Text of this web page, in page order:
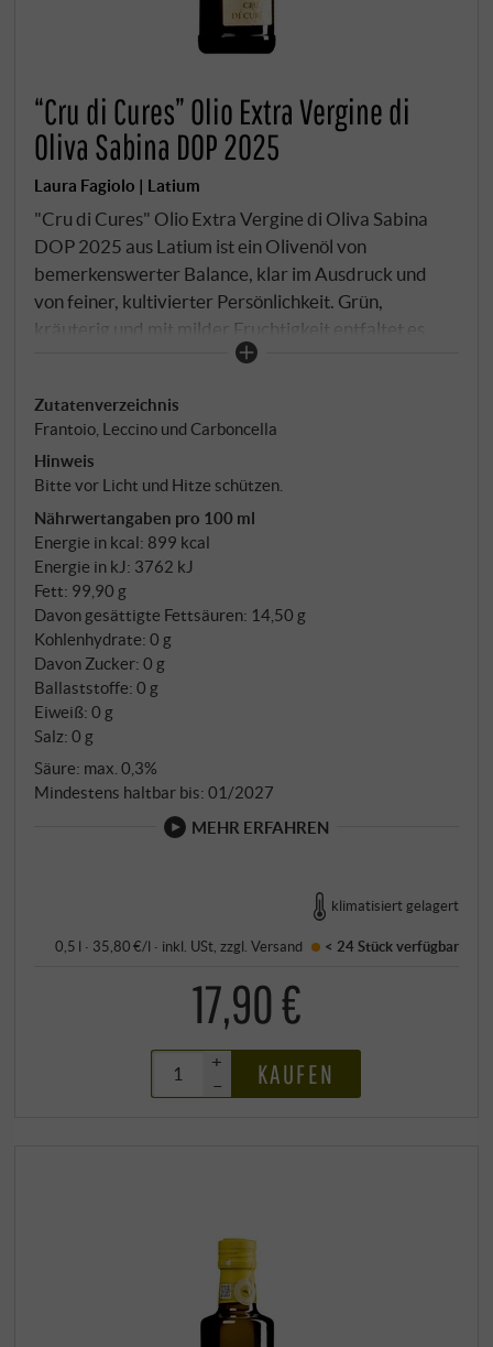
“Cru di Cures” Olio Extra Vergine di
Oliva Sabina DOP 2025
Laura Fagiolo | Latium
"Cru di Cures" Olio Extra Vergine di Oliva Sabina
DOP 2025 aus Latium ist ein Olivenöl von
bemerkenswerter Balance, klar im Ausdruck und
von feiner, kultivierter Persönlichkeit. Grün,
kräuterig und mit milder Fruchtigkeit entfaltet es
eine elegante Aromatik, die an frische Kräuter, junge
denken lässt. Zu gegrilltem Gemüse, Hülsenfrüchten
oder schlicht auf Bruschetta zeigt es seine ganze
Klasse - ein Öl mit Herkunft, Tiefe und jener
selbstverständlichen Noblesse, die große
Einfachheit so selten macht. SUPERIORE.DE
Zutatenverzeichnis
Frantoio, Leccino und Carboncella
Hinweis
Bitte vor Licht und Hitze schützen.
Nährwertangaben pro 100 ml
Energie in kcal: 899 kcal
Energie in kJ: 3762 kJ
Fett: 99,90 g
Davon gesättigte Fettsäuren: 14,50 g
Kohlenhydrate: 0 g
Davon Zucker: 0 g
Ballaststoffe: 0 g
Eiweiß: 0 g
Salz: 0 g
Säure: max. 0,3%
Mindestens haltbar bis: 01/2027
MEHR ERFAHREN
klimatisiert gelagert
0,5 l · 35,80 €/l · inkl. USt , zzgl.Versand < 24 Stückverfügbar
17,90 €
+
–
KAUFEN